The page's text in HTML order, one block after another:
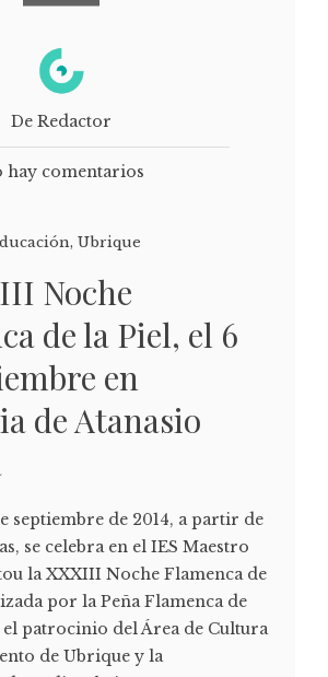
De Redactor
hay comentarios
, Ubrique
Noche
de la Piel, el 6
en
de Atanasio
septiembre de 2014, a partir de
se celebra en el IES Maestro
la XXXIII Noche Flamenca de
por la Peña Flamenca de
patrocinio del Área de Cultura
de Ubrique y la